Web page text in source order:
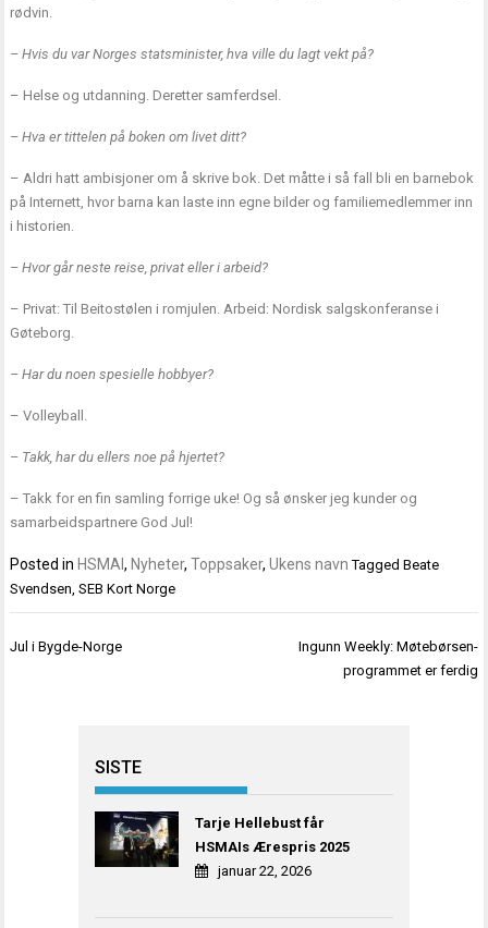
rødvin.
– Hvis du var Norges statsminister, hva ville du lagt vekt på?
– Helse og utdanning. Deretter samferdsel.
– Hva er tittelen på boken om livet ditt?
– Aldri hatt ambisjoner om å skrive bok. Det måtte i så fall bli en barnebok
på Internett, hvor barna kan laste inn egne bilder og familiemedlemmer inn
i historien.
– Hvor går neste reise, privat eller i arbeid?
– Privat: Til Beitostølen i romjulen. Arbeid: Nordisk salgskonferanse i
Gøteborg.
– Har du noen spesielle hobbyer?
– Volleyball.
– Takk, har du ellers noe på hjertet?
– Takk for en fin samling forrige uke! Og så ønsker jeg kunder og
samarbeidspartnere God Jul!
Posted in HSMAI, Nyheter,Toppsaker,Ukens navn TaggedBeate
Svendsen,SEB Kort Norge
Innleggsnavigasjon
Jul i Bygde-Norge
Ingunn Weekly: Møtebørsen-
programmet er ferdig
SISTE
Tarje Hellebust får
HSMAIs Ærespris 2025
januar 22, 2026